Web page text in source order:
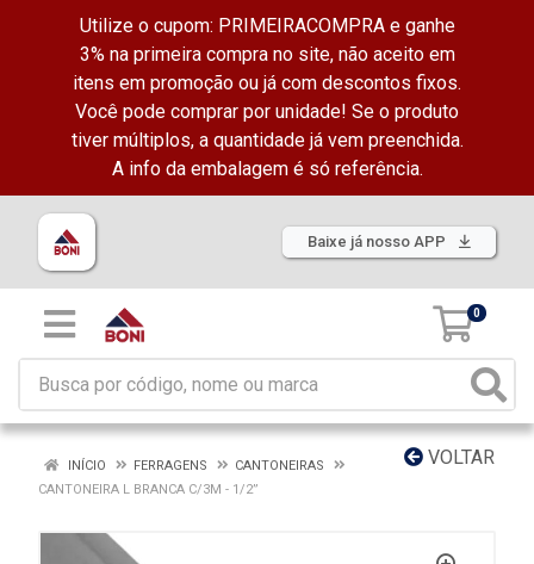
Utilize o cupom: PRIMEIRACOMPRA e ganhe
3% na primeira compra no site, não aceito em
itens em promoção ou já com descontos fixos.
Você pode comprar por unidade! Se o produto
tiver múltiplos, a quantidade já vem preenchida.
A info da embalagem é só referência.
Baixe já nosso APP
0
VOLTAR
INÍCIO FERRAGENS
CANTONEIRAS
CANTONEIRA L BRANCA C/3M - 1/2”